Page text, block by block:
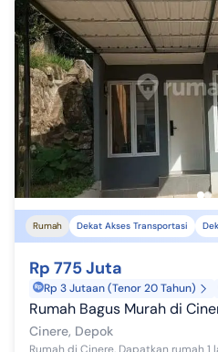
Rumah Dekat Akses Transportasi
Rp 775 Juta
Rp 3 Jutaan (Tenor 20 Tahun)
Rumah Bagus Murah di
Cinere, Depok